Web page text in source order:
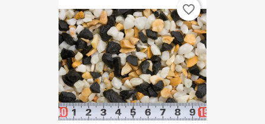
favorite_border